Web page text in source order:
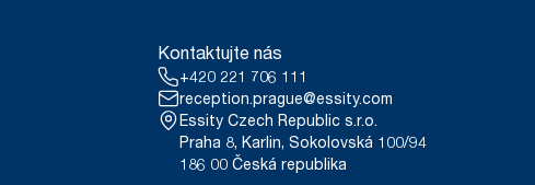
Kontaktujte nás
+420 221 706 111
reception.prague@essity.com
Essity Czech Republic s.r.o.
Praha 8, Karlin, Sokolovská 100/94
186 00 Česká republika